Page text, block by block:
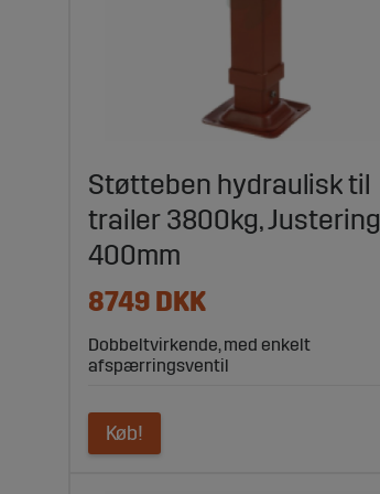
Støtteben hydraulisk til
trailer 3800kg, Justering
400mm
8749 DKK
Dobbeltvirkende, med enkelt
afspærringsventil
Køb!